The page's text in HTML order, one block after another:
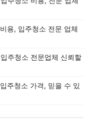
용, 입주청소 전문 업체
주청소 전문업체 신뢰할
주청소 가격, 믿을 수 있